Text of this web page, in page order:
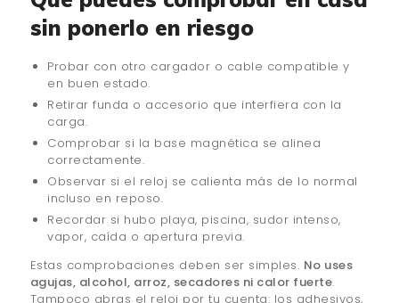
sin ponerlo en riesgo
Probar con otro cargador o cable compatible y
en buen estado.
Retirar funda o accesorio que interfiera con la
carga.
Comprobar si la base magnética se alinea
correctamente.
Observar si el reloj se calienta más de lo normal
incluso en reposo.
Recordar si hubo playa, piscina, sudor intenso,
vapor, caída o apertura previa.
Estas comprobaciones deben ser simples. No uses
agujas, alcohol, arroz, secadores ni calor fuerte.
Tampoco abras el reloj por tu cuenta: los adhesivos,